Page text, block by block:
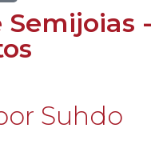
Semijoias -
Suhdo